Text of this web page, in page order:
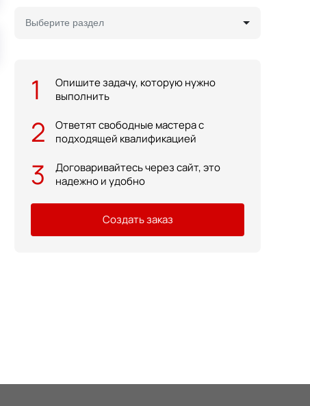
Выберите раздел
1
Опишите задачу, которую нужно
выполнить
2
Ответят свободные мастера с
подходящей квалификацией
3
Договаривайтесь через сайт, это
надежно и удобно
Создать заказ